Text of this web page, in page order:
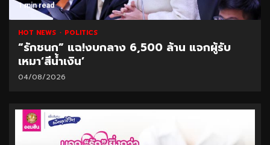
1 min read
HOT NEWS POLITICS
“รักชนก” แฉ!งบกลาง 6,500 ล้าน แจกผู้รับ
เหมา‘สีน้ำเงิน’
04/08/2026